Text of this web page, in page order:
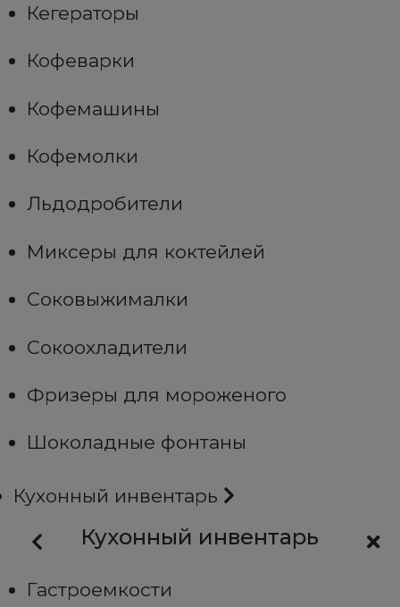
Кегераторы
Кофеварки
Кофемашины
Кофемолки
Льдодробители
Миксеры для коктейлей
Соковыжималки
Сокоохладители
Фризеры для мороженого
Шоколадные фонтаны
Кухонный инвентарь
Кухонный инвентарь
Гастроемкости